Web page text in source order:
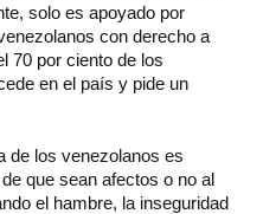
solo es apoyado por
con derecho a
70 por ciento de los
en el país y pide un
de los venezolanos es
que sean afectos o no al
el hambre, la inseguridad